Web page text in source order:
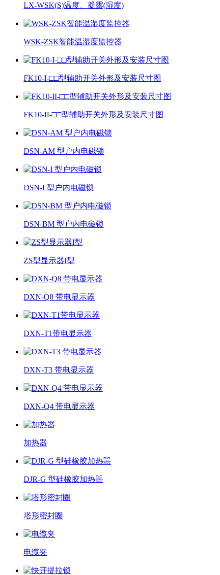
LX-WSK(S)温度、凝露(湿度)
WSK-ZSK智能温湿度监控器
FK10-I-□□型辅助开关外形及安装尺寸图
FK10-II-□□型辅助开关外形及安装尺寸图
DSN-AM 型户内电磁锁
DSN-I 型户内电磁锁
DSN-BM 型户内电磁锁
ZS型显示器I型
DXN-Q8 带电显示器
DXN-T1带电显示器
DXN-T3 带电显示器
DXN-Q4 带电显示器
加热器
DJR-G 型硅橡胶加热噐
塔形密封圈
电缆夹